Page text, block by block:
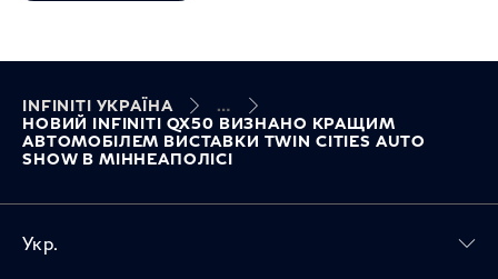
INFINITI УКРАЇНА
НОВИЙ INFINITI QX50 ВИЗНАНО КРАЩИМ
АВТОМОБІЛЕМ ВИСТАВКИ TWIN CITIES AUTO
SHOW В МІННЕАПОЛІСІ
Укр.